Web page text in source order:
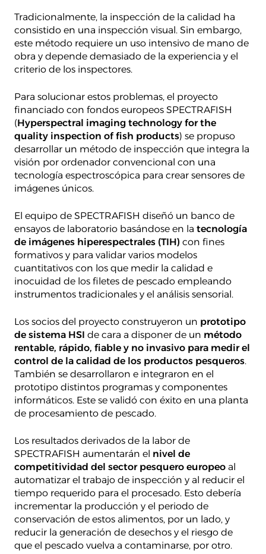
Tradicionalmente, la inspección de la calidad ha
consistido en una inspección visual. Sin embargo,
este método requiere un uso intensivo de mano de
obra y depende demasiado de la experiencia y el
criterio de los inspectores.
Para solucionar estos problemas, el proyecto
financiado con fondos europeos SPECTRAFISH
(Hyperspectral imaging technology for the
quality inspection of fish products) se propuso
desarrollar un método de inspección que integra la
visión por ordenador convencional con una
tecnología espectroscópica para crear sensores de
imágenes únicos.
El equipo de SPECTRAFISH diseñó un banco de
ensayos de laboratorio basándose en la tecnología
de imágenes hiperespectrales (TIH) con fines
formativos y para validar varios modelos
cuantitativos con los que medir la calidad e
inocuidad de los filetes de pescado empleando
instrumentos tradicionales y el análisis sensorial.
Los socios del proyecto construyeron un prototipo
de sistema HSI de cara a disponer de un método
rentable, rápido, fiable y no invasivo para medir el
control de la calidad de los productos pesqueros.
También se desarrollaron e integraron en el
prototipo distintos programas y componentes
informáticos. Este se validó con éxito en una planta
de procesamiento de pescado.
Los resultados derivados de la labor de
SPECTRAFISH aumentarán el nivel de
competitividad del sector pesquero europeo al
automatizar el trabajo de inspección y al reducir el
tiempo requerido para el procesado. Esto debería
incrementar la producción y el periodo de
conservación de estos alimentos, por un lado, y
reducir la generación de desechos y el riesgo de
que el pescado vuelva a contaminarse, por otro.